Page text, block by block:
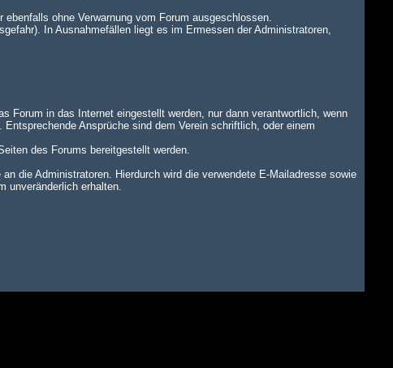
ohne Verwarnung vom Forum ausgeschlossen.
In Ausnahmefällen liegt es im Ermessen der Administratoren,
Forum in das Internet eingestellt werden, nur dann verantwortlich, wenn
Ansprüche sind dem Verein schriftlich, oder einem
des Forums bereitgestellt werden.
die Administratoren. Hierdurch wird die verwendete E-Mailadresse sowie
unveränderlich erhalten.